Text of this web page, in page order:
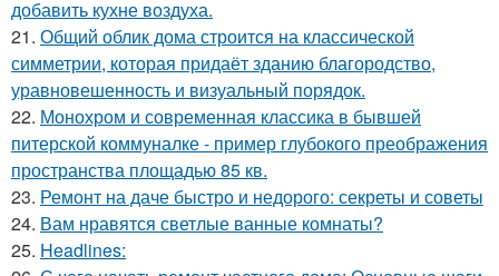
добавить кухне воздуха.
21. Общий облик дома строится на классической
симметрии, которая придаёт зданию благородство,
уравновешенность и визуальный порядок.
22. Монохром и современная классика в бывшей
питерской коммуналке - пример глубокого преображения
пространства площадью 85 кв.
23. Ремонт на даче быстро и недорого: секреты и советы
24. Вам нравятся светлые ванные комнаты?
25. Headlines: